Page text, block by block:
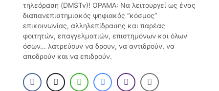
τηλεόραση (DMSTv)! ΟΡΑΜΑ: Να λειτουργεί ως ένας
διαπανεπιστημιακός ψηφιακός “κόσμος”
επικοινωνίας, αλληλεπίδρασης και παρέας
φοιτητών, επαγγελματιών, επιστημόνων και όλων
όσων… λατρεύουν να δρουν, να αντιδρούν, να
αποδρούν και να επιδρούν.